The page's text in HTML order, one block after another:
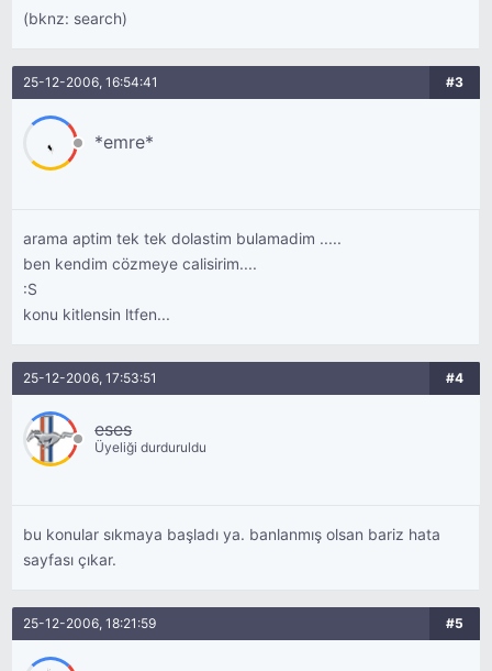
(bknz: search)
25-12-2006, 16:54:41 #3
*emre*
arama aptim tek tek dolastim bulamadim .....
ben kendim cözmeye calisirim....
:S
konu kitlensin ltfen...
25-12-2006, 17:53:51 #4
eses
Üyeliği durduruldu
bu konular sıkmaya başladı ya. banlanmış olsan bariz hata
sayfası çıkar.
25-12-2006, 18:21:59 #5